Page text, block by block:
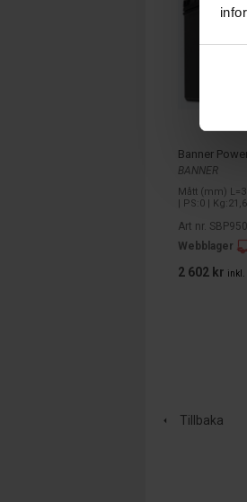
Banner
BANNER
Mått (mm)
| PS:0 | Kg:21,6
Art nr.
Webblager
2 602 kr inkl.
Tillbaka